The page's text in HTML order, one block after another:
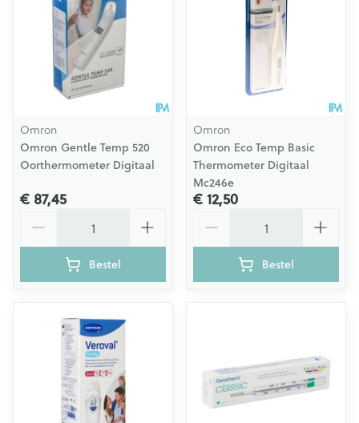
Omron
Omron Gentle Temp 520
Oorthermometer Digitaal
€ 87,45
Bestel
Omron
Omron Eco Temp Basic
Thermometer Digitaal
Mc246e
€ 12,50
Bestel